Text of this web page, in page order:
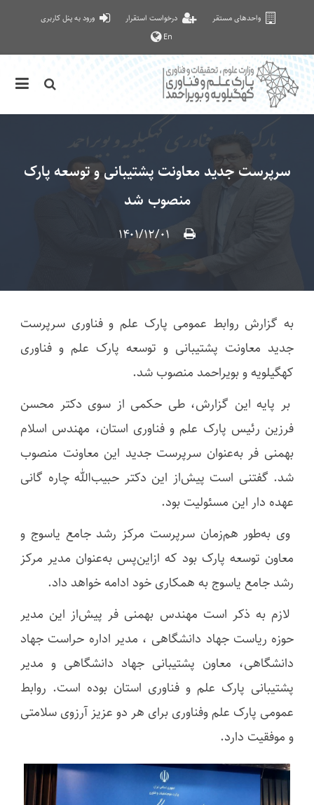
واحدهای مستقر درخواست استقرار
ورود به پنل کاربری
En
سرپرست جدید معاونت پشتیبانی و توسعه پارک
منصوب شد
۱۴۰۱/۱۲/۰۱
به گزارش روابط عمومی پارک علم و فناوری سرپرست
جدید معاونت پشتیبانی و توسعه پارک علم و فناوری
کهگیلویه و بویراحمد منصوب شد.
بر پایه این گزارش، طی حکمی از سوی دکتر محسن
فرزین رئیس پارک علم و فناوری استان، مهندس اسلام
بهمنی فر به‌عنوان سرپرست جدید این معاونت منصوب
شد. گفتنی است پیش‌از این دکتر حبیب‌الله چاره گانی
عهده دار این مسئولیت بود.
وی به‌طور هم‌زمان سرپرست مرکز رشد جامع یاسوج و
معاون توسعه پارک بود که ازاین‌پس به‌عنوان مدیر مرکز
رشد جامع یاسوج به همکاری خود ادامه خواهد داد.
لازم به ذکر است مهندس بهمنی فر پیش‌از این مدیر
حوزه ریاست جهاد دانشگاهی ، مدیر اداره حراست جهاد
دانشگاهی، معاون پشتیبانی جهاد دانشگاهی و مدیر
پشتیبانی پارک علم و فناوری استان بوده ‌است. روابط
عمومی پارک علم وفناوری برای هر دو عزیز آرزوی سلامتی
و موفقیت دارد.